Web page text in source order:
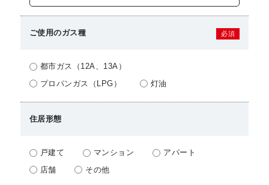
ご使用のガス種 必須
都市ガス（12A、13A）
プロパンガス（LPG）
灯油
住居形態
戸建て マンション
アパート
店舗
その他